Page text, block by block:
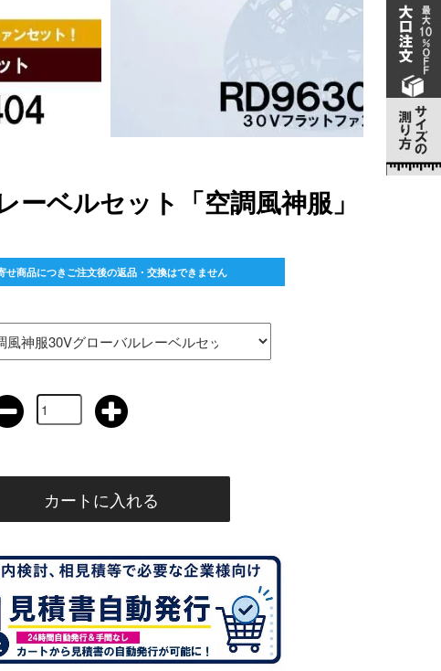
ーベルセット「空調風神服」
せ商品につきご注文後の返品・交換はできません